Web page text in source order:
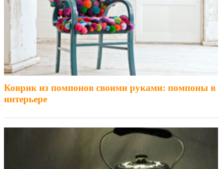
Коврик из помпонов своими руками: помпоны в
интерьере